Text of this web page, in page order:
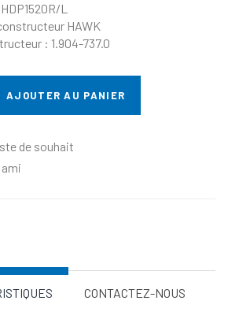
L
HAWK
: 1.904-737.0
AJOUTER AU PANIER
de souhait
CONTACTEZ-NOUS